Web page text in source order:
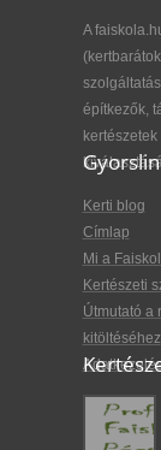
A
építkezők,
Kerti blog
Címlap
Mi a
Kertészeti
Útmutató a
kitöltéséhez